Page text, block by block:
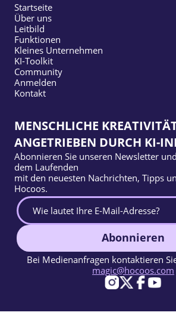
Startseite
Über uns
Leitbild
Funktionen
Kleines Unternehmen
KI-Toolkit
Community
Anmelden
Kontakt
MENSCHLICHE
ANGETRIEBEN DURCH KI-
Abonnieren Sie unseren Newsletter
dem Laufenden
mit den neuesten Nachrichten, Tipps
Hocoos.
Abonnieren
Bei Medienanfragen kontaktieren
magic@hocoos.com